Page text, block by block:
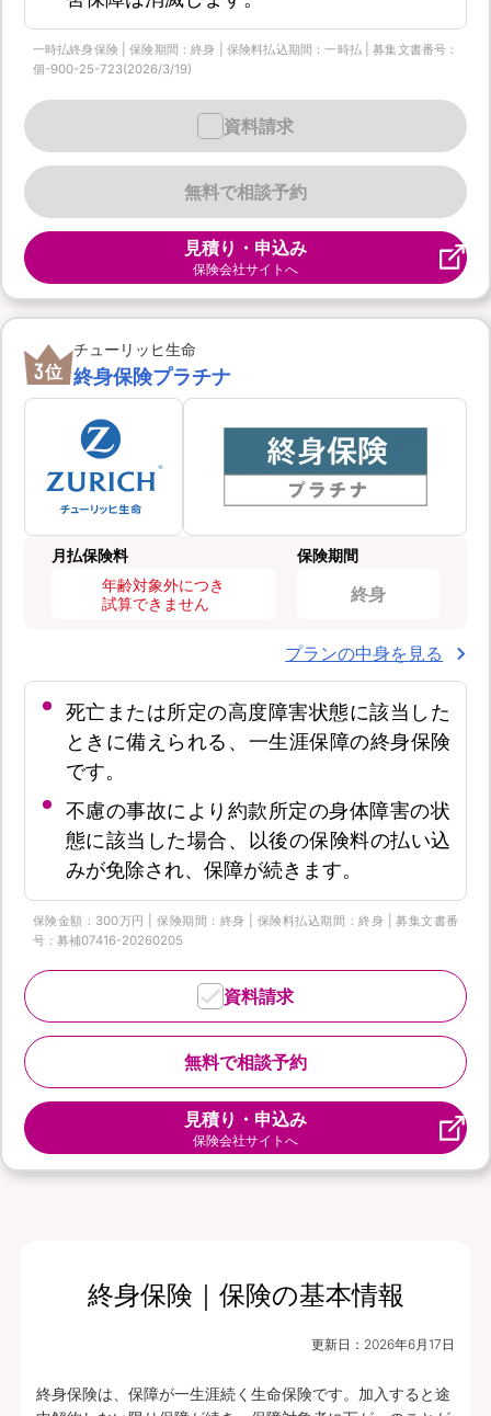
一時払終身保険 | 保険期間：終身 | 保険料払込期間：一時払 | 募集文書番号：
個-900-25-723(2026/3/19)
無料で相談予約
資料請求
見積り・申込み
保険会社サイトへ
3位
チューリッヒ生命
終身保険プラチナ
月払保険料
年齢対象外につき
試算できません
保険期間
終身
プランの中身を見る
死亡または所定の高度障害状態に該当した
ときに備えられる、一生涯保障の終身保険
です。
不慮の事故により約款所定の身体障害の状
態に該当した場合、以後の保険料の払い込
みが免除され、保障が続きます。
保険金額：300万円 | 保険期間：終身 | 保険料払込期間：終身 | 募集文書番
号：募補07416-20260205
無料で相談予約
資料請求
見積り・申込み
保険会社サイトへ
終身保険｜保険の基本情報
更新日： 2026年6月17日
終身保険は、保障が一生涯続く生命保険です。加入すると途